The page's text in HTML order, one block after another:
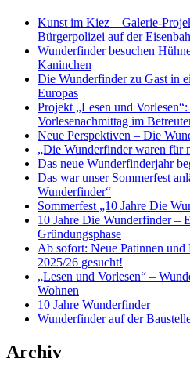
Kunst im Kiez – Galerie-
Bürgerpolizei auf der
Wunderfinder besuchen
Kaninchen
Die Wunderfinder zu Gast in
Europas
Projekt „Lesen und
Vorlesenachmittag im
Neue Perspektiven – Die
„Die Wunderfinder waren für
Das neue Wunderfinderjahr
Das war unser Sommerfest
Wunderfinder“
Sommerfest „10 Jahre Die
10 Jahre Die Wunderfinder –
Gründungsphase
Ab sofort: Neue Patinnen und
2025/26 gesucht!
„Lesen und Vorlesen“ –
Wohnen
10 Jahre Wunderfinder
Wunderfinder auf der
Archiv